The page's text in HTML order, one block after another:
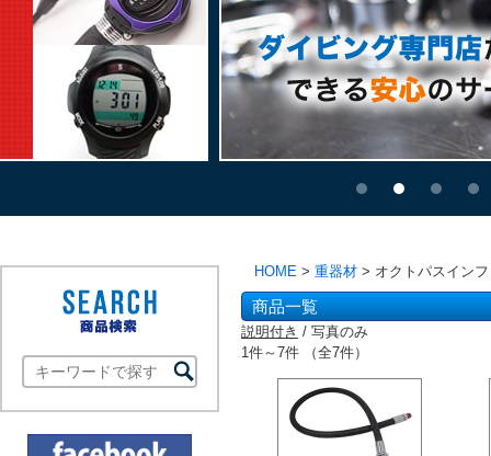
HOME > 重器材 > オクトパスイン
商品一覧
説明付き / 写真のみ
1件～7件 （全7件）